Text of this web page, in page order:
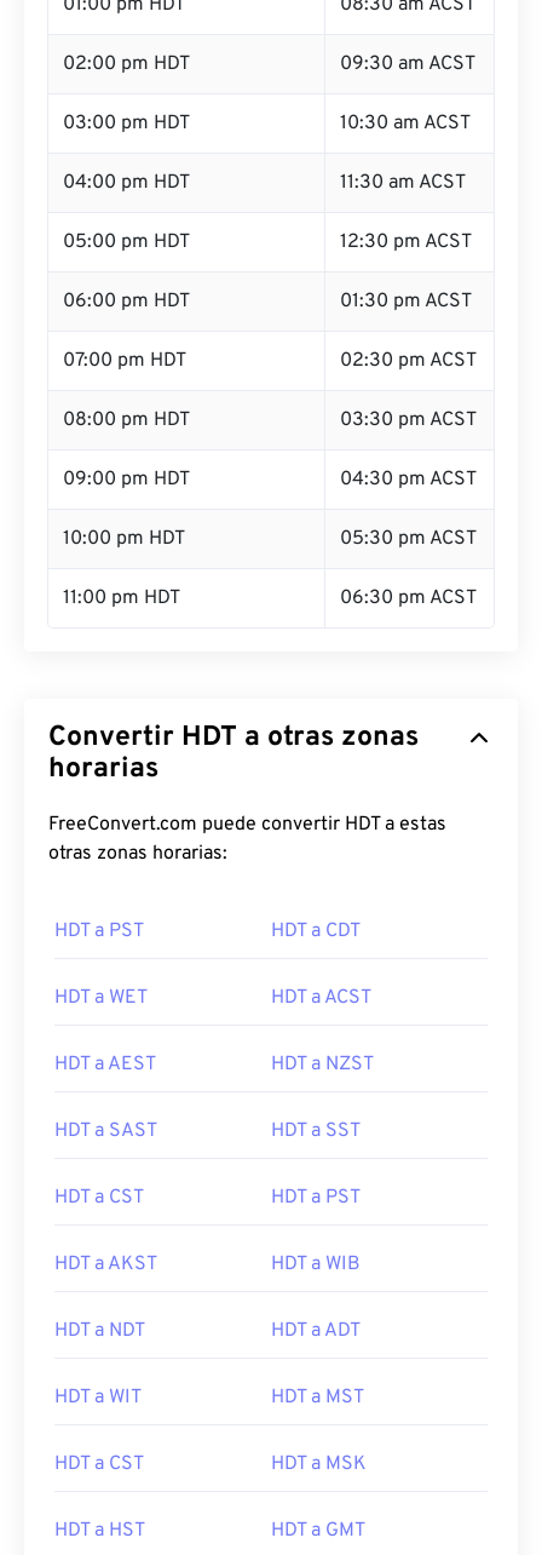
01:00 pm HDT 08:30 am ACST
02:00 pm HDT 09:30 am ACST
03:00 pm HDT 10:30 am ACST
04:00 pm HDT 11:30 am ACST
05:00 pm HDT 12:30 pm ACST
06:00 pm HDT 01:30 pm ACST
07:00 pm HDT 02:30 pm ACST
08:00 pm HDT 03:30 pm ACST
09:00 pm HDT 04:30 pm ACST
10:00 pm HDT 05:30 pm ACST
11:00 pm HDT 06:30 pm ACST
Convertir HDT a otras zonas
horarias
FreeConvert.com puede convertir HDT a estas
otras zonas horarias:
HDT a PST HDT a CDT
HDT a WET HDT a ACST
HDT a AEST HDT a NZST
HDT a SAST HDT a SST
HDT a CST HDT a PST
HDT a AKST HDT a WIB
HDT a NDT HDT a ADT
HDT a WIT HDT a MST
HDT a CST HDT a MSK
HDT a HST HDT a GMT